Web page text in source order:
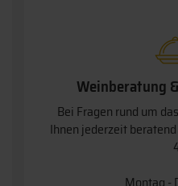
Weinberatung
Bei Fragen rund um
Ihnen jederzeit